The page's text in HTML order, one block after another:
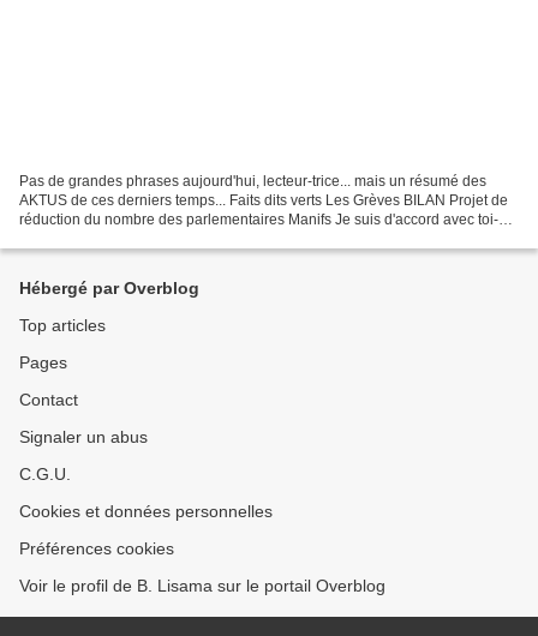
Pas de grandes phrases aujourd'hui, lecteur-trice... mais un résumé des
AKTUS de ces derniers temps... Faits dits verts Les Grèves BILAN Projet de
réduction du nombre des parlementaires Manifs Je suis d'accord avec toi-e,
Hébergé par Overblog
Top articles
Pages
Contact
Signaler un abus
C.G.U.
Cookies et données personnelles
Préférences cookies
Voir le profil de B. Lisama sur le portail Overblog